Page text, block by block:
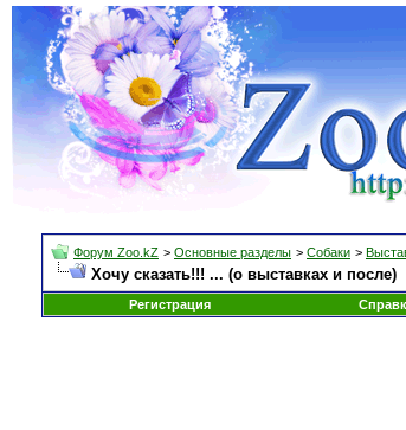
Форум Zoo.kZ > Основные разделы > Собаки >
Хочу сказать!!! ... (о выставках и после)
Регистрация